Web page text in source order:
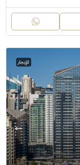
للإيجار